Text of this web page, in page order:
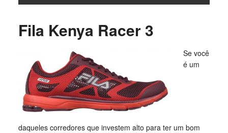
Fila Kenya Racer 3
Se você
é um
daqueles corredores que investem alto para ter um bom